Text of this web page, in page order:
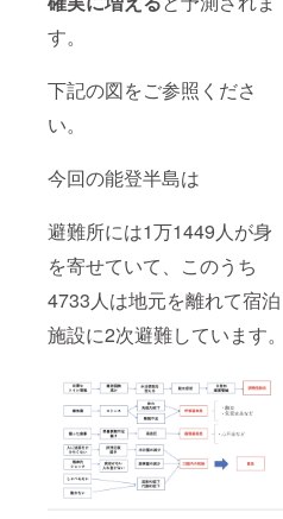
す。
下記の図をご参照くださ
い。
今回の能登半島は
避難所には1万1449人が身
を寄せていて、このうち
4733人は地元を離れて宿泊
施設に2次避難しています。